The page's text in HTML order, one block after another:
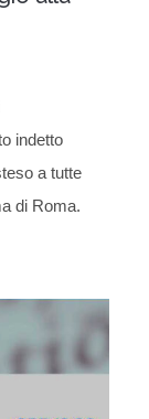
indetto
a tutte
di Roma.